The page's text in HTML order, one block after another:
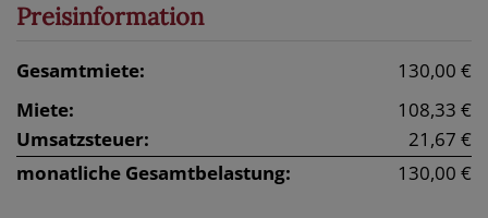
Preisinformation
Gesamtmiete:
130,00 €
Miete:
108,33 €
Umsatzsteuer:
21,67 €
monatliche Gesamtbelastung:
130,00 €